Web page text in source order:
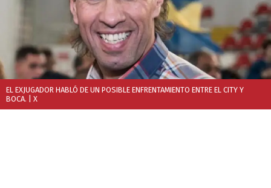
EL EXJUGADOR HABLÓ DE UN POSIBLE ENFRENTAMIENTO ENTRE EL CITY Y
BOCA. | X